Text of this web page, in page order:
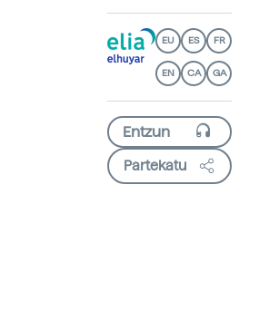
EU ES FR
EN CA GA
Partekatu